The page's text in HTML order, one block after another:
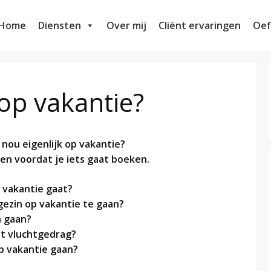
Diensten Over mij Cliënt ervaringen
vakantie?
nou eigenlijk op vakantie?
voordat je iets gaat boeken.
gaat?
op vakantie te gaan?
vluchtgedrag?
vakantie gaan?